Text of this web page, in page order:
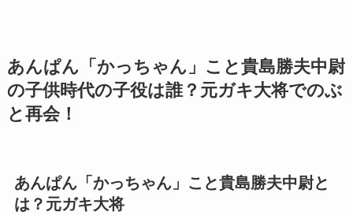
あんぱん「かっちゃん」こと貴島勝夫中尉
の子供時代の子役は誰？元ガキ大将でのぶ
と再会！
あんぱん「かっちゃん」こと貴島勝夫中尉と
は？元ガキ大将